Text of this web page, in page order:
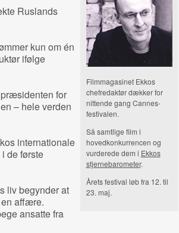
Ruslands
kun om én
ifølge
for
– hele verden
internationale
de første
liv begynder at
affære.
ansatte fra
Filmmagasinet Ekkos
chefredaktør dækker for
nittende gang Cannes-
festivalen.
Så samtlige film i
hovedkonkurrencen og
vurderede dem i Ekkos
stjernebarometer.
Årets festival løb fra 12. til
23. maj.